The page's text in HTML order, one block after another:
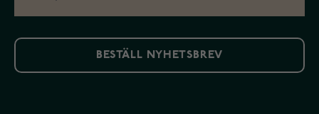
BESTÄLL NYHETSBREV